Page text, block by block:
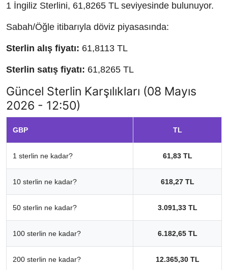
1 İngiliz Sterlini, 61,8265 TL seviyesinde bulunuyor.
Sabah/Öğle itibarıyla döviz piyasasında:
Sterlin alış fiyatı: 61,8113 TL
Sterlin satış fiyatı: 61,8265 TL
Güncel Sterlin Karşılıkları (08 Mayıs
2026 - 12:50)
GBP TL
1 sterlin ne kadar? 61,83 TL
10 sterlin ne kadar? 618,27 TL
50 sterlin ne kadar? 3.091,33 TL
100 sterlin ne kadar? 6.182,65 TL
200 sterlin ne kadar? 12.365,30 TL